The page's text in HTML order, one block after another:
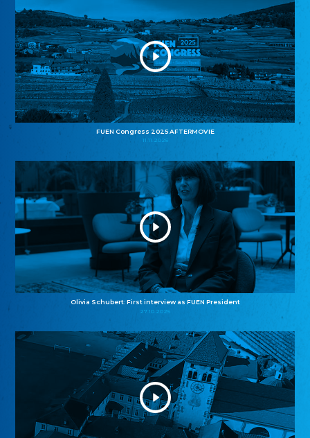
FUEN Congress 2025 AFTERMOVIE
11.11.2025
Olivia Schubert: First interview as FUEN President
27.10.2025